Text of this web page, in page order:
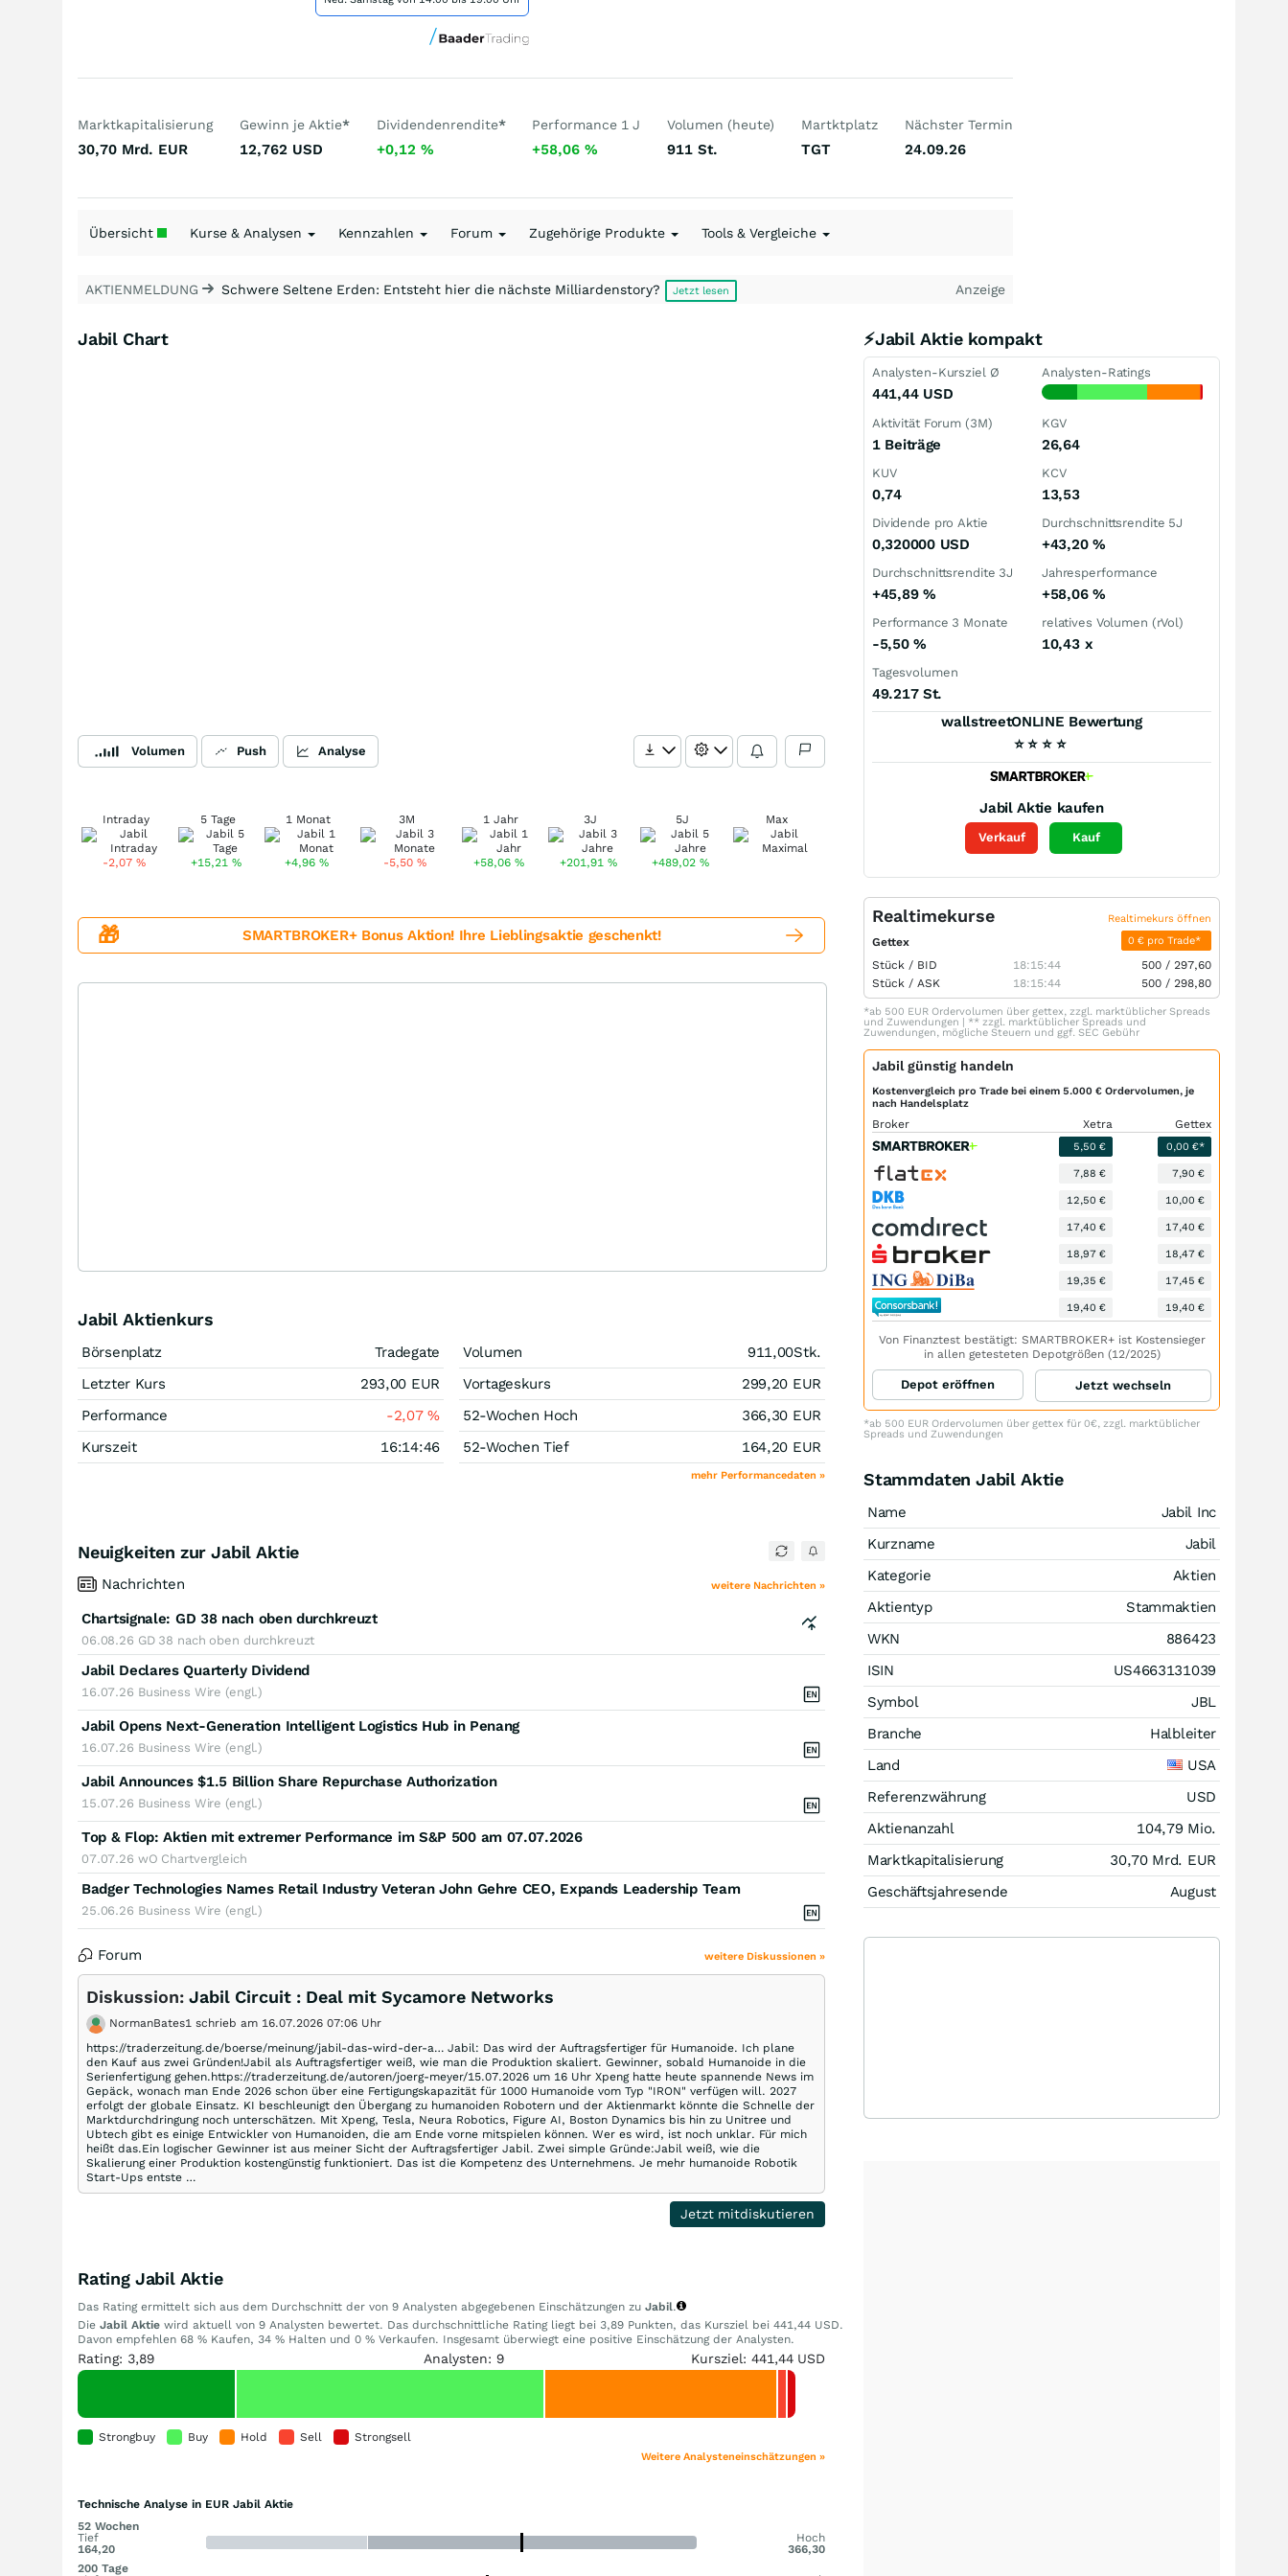
Marktkapitalisierung
30,70 Mrd. EUR
Gewinn je Aktie*
12,762 USD
Dividendenrendite*
+0,12 %
Performance 1 J
+58,06%
Volumen (heute)
911 St.
Martktplatz
TGT
Nächster Termin
24.09.26
Übersicht Kurse & Analysen Kennzahlen Forum Zugehörige Produkte Tools & Vergleiche
AKTIENMELDUNG Schwere Seltene Erden: Entsteht hier die nächste Milliardenstory? Jetzt lesen Anzeige
Jabil Chart
Volumen Push Analyse
Intraday
-2,07%
5 Tage
+15,21 %
1 Monat
+4,96 %
3M
-5,50%
1 Jahr
+58,06%
3J
+201,91 %
5J
+489,02%
Max
⚡Jabil Aktie kompakt
Analysten-Kursziel Ø
441,44 USD
Analysten-Ratings
Aktivität Forum (3M)
1 Beiträge
KGV
26,64
KUV
0,74
KCV
13,53
Dividende pro Aktie
0,320000 USD
Durchschnittsrendite 5J
+43,20 %
Durchschnittsrendite 3J
+45,89 %
Jahresperformance
+58,06 %
Performance 3 Monate
-5,50%
relatives Volumen (rVol)
10,43 x
Tagesvolumen
49.217 St.
wallstreetONLINE Bewertung
⭐ ⭐ ⭐ ⭐
Jabil Aktie kaufen
Verkauf Kauf
🎁 SMARTBROKER+ Bonus Aktion! Ihre Lieblingsaktie geschenkt!
Jabil Aktienkurs
Börsenplatz
Tradegate
Letzter Kurs
293,00 EUR
Performance
-2,07%
Kurszeit
16:14:46
Volumen 911,00Stk.
Vortageskurs
299,20 EUR
52-Wochen Hoch
366,30 EUR
52-Wochen Tief
164,20 EUR
mehr Performancedaten »
Neuigkeiten zur Jabil Aktie
Nachrichten weitere Nachrichten »
Chartsignale: GD 38 nach oben durchkreuzt
06.08.26 GD 38 nach oben durchkreuzt
Jabil Declares Quarterly Dividend
16.07.26 Business Wire (engl.)
Jabil Opens Next-Generation Intelligent Logistics Hub in Penang
16.07.26 Business Wire (engl.)
Jabil Announces $1.5 Billion Share Repurchase Authorization
15.07.26 Business Wire (engl.)
Top & Flop: Aktien mit extremer Performance im S&P 500 am 07.07.2026
07.07.26 wO Chartvergleich
Badger Technologies Names Retail Industry Veteran John Gehre CEO, Expands Leadership Team
25.06.26 Business Wire (engl.)
Forum weitere Diskussionen »
Diskussion: Jabil Circuit : Deal mit Sycamore Networks
NormanBates1 schrieb am 16.07.2026 07:06 Uhr
https://traderzeitung.de/boerse/meinung/jabil-das-wird-der-a… Jabil: Das wird der Auftragsfertiger für Humanoide. Ich plane
den Kauf aus zwei Gründen!Jabil als Auftragsfertiger weiß, wie man die Produktion skaliert. Gewinner, sobald Humanoide in die
Serienfertigung gehen.https://traderzeitung.de/autoren/joerg-meyer/15.07.2026 um 16 Uhr Xpeng hatte heute spannende News im
Gepäck, wonach man Ende 2026 schon über eine Fertigungskapazität für 1000 Humanoide vom Typ "IRON" verfügen will. 2027
erfolgt der globale Einsatz. KI beschleunigt den Übergang zu humanoiden Robotern und der Aktienmarkt könnte die Schnelle der
Marktdurchdringung noch unterschätzen. Mit Xpeng, Tesla, Neura Robotics, Figure AI, Boston Dynamics bis hin zu Unitree und
Ubtech gibt es einige Entwickler von Humanoiden, die am Ende vorne mitspielen können. Wer es wird, ist noch unklar. Für mich
heißt das.Ein logischer Gewinner ist aus meiner Sicht der Auftragsfertiger Jabil. Zwei simple Gründe:Jabil weiß, wie die
Skalierung einer Produktion kostengünstig funktioniert. Das ist die Kompetenz des Unternehmens. Je mehr humanoide Robotik
Start-Ups entste …
Jetzt mitdiskutieren
Rating Jabil Aktie
Das Rating ermittelt sich aus dem Durchschnitt der von 9 Analysten abgegebenen Einschätzungen zu Jabil.
Die Jabil Aktie wird aktuell von 9 Analysten bewertet. Das durchschnittliche Rating liegt bei 3,89 Punkten, das Kursziel bei 441,44 USD.
Davon empfehlen 68 % Kaufen, 34 % Halten und 0 % Verkaufen. Insgesamt überwiegt eine positive Einschätzung der Analysten.
Rating: 3,89 Analysten: 9 Kursziel: 441,44 USD
Strongbuy Buy Hold Sell Strongsell
Weitere Analysteneinschätzungen »
Technische Analyse in EUR Jabil Aktie
52 Wochen
Tief
164,20
Hoch
366,30
200 Tage
Realtimekurse Realtimekurs öffnen
Gettex 0 € pro Trade*
Stück / BID 18:15:44 500 / 297,60
Stück / ASK 18:15:44 500 / 298,80
*ab 500 EUR Ordervolumen über gettex, zzgl. marktüblicher Spreads
und Zuwendungen | ** zzgl. marktüblicher Spreads und
Zuwendungen, mögliche Steuern und ggf. SEC Gebühr
Jabil günstig handeln
Kostenvergleich pro Trade bei einem 5.000 € Ordervolumen, je
nach Handelsplatz
Broker Xetra Gettex
5,50 € 0,00 €*
7,88 € 7,90 €
12,50 € 10,00 €
17,40 € 17,40 €
18,97 € 18,47 €
19,35 € 17,45 €
19,40 € 19,40 €
Von Finanztest bestätigt: SMARTBROKER+ ist Kostensieger
in allen getesteten Depotgrößen (12/2025)
Depot eröffnen Jetzt wechseln
*ab 500 EUR Ordervolumen über gettex für 0€, zzgl. marktüblicher
Spreads und Zuwendungen
Stammdaten Jabil Aktie
Name
Jabil Inc
Kurzname
Jabil
Kategorie
Aktien
Aktientyp
Stammaktien
WKN
886423
ISIN
US4663131039
Symbol
JBL
Branche
Halbleiter
Land
USA
Referenzwährung
USD
Aktienanzahl
104,79 Mio.
Marktkapitalisierung
30,70 Mrd. EUR
Geschäftsjahresende
August